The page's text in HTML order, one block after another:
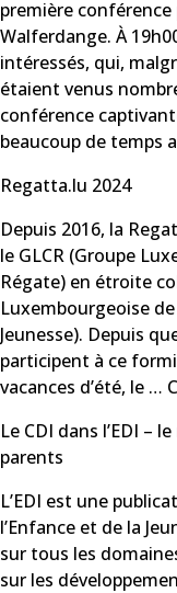
première
Walferdange. À
intéressés, qui,
étaient venus
conférence
beaucoup de temps
Regatta.lu 2024
Depuis 2016, la
le GLCR (Groupe
Régate) en étroite
Luxembourgeoise
Jeunesse). Depuis
participent à ce
vacances d’été, le …
Le CDI dans l’EDI –
parents
L’EDI est une
l’Enfance et de la
sur tous les
sur les